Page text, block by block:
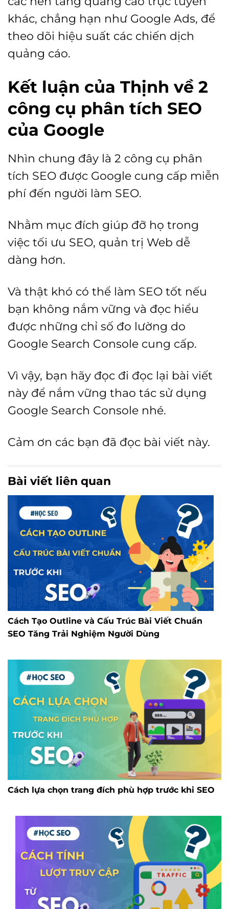
khác, chẳng hạn như Google Ads, để
theo dõi hiệu suất các chiến dịch
quảng cáo.
Kết luận của Thịnh về 2
công cụ phân tích SEO
của Google
Nhìn chung đây là 2 công cụ phân
tích SEO được Google cung cấp miễn
phí đến người làm SEO.
Nhằm mục đích giúp đỡ họ trong
việc tối ưu SEO, quản trị Web dễ
dàng hơn.
Và thật khó có thể làm SEO tốt nếu
bạn không nắm vững và đọc hiểu
được những chỉ số đo lường do
Google Search Console cung cấp.
Vì vậy, bạn hãy đọc đi đọc lại bài viết
này để nắm vững thao tác sử dụng
Google Search Console nhé.
Cảm ơn các bạn đã đọc bài viết này.
Bài viết liên quan
Cách Tạo Outline và Cấu Trúc Bài Viết Chuẩn
SEO Tăng Trải Nghiệm Người Dùng
Cách lựa chọn trang đích phù hợp trước khi SEO